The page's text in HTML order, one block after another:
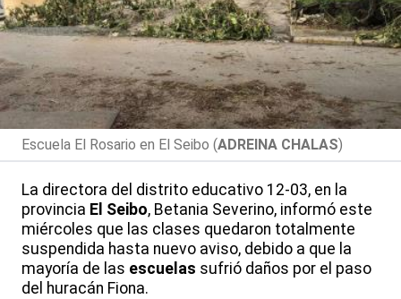
Escuela El Rosario en El Seibo (ADREINA CHALAS)
La directora del distrito educativo 12-03, en la
provincia El Seibo, Betania Severino, informó este
miércoles que las clases quedaron totalmente
suspendida hasta nuevo aviso, debido a que la
mayoría de las escuelas sufrió daños por el paso
del huracán Fiona.